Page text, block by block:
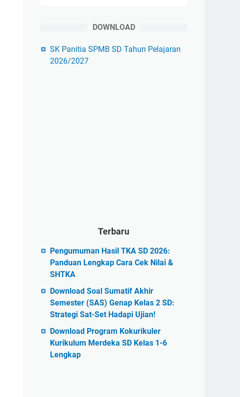
DOWNLOAD
SK Panitia SPMB SD Tahun Pelajaran
2026/2027
Terbaru
Pengumuman Hasil TKA SD 2026:
Panduan Lengkap Cara Cek Nilai &
SHTKA
Download Soal Sumatif Akhir
Semester (SAS) Genap Kelas 2 SD:
Strategi Sat-Set Hadapi Ujian!
Download Program Kokurikuler
Kurikulum Merdeka SD Kelas 1-6
Lengkap